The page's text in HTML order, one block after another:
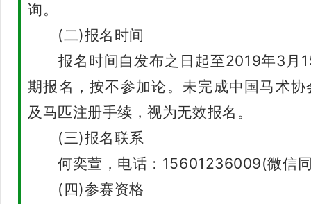
询。
(二)报名时间
报名时间自发布之日起至2019年3月
期报名，按不参加论。未完成中国马术
及马匹注册手续，视为无效报名。
(三)报名联系
何奕萱，电话：15601236009(微信
(四)参赛资格